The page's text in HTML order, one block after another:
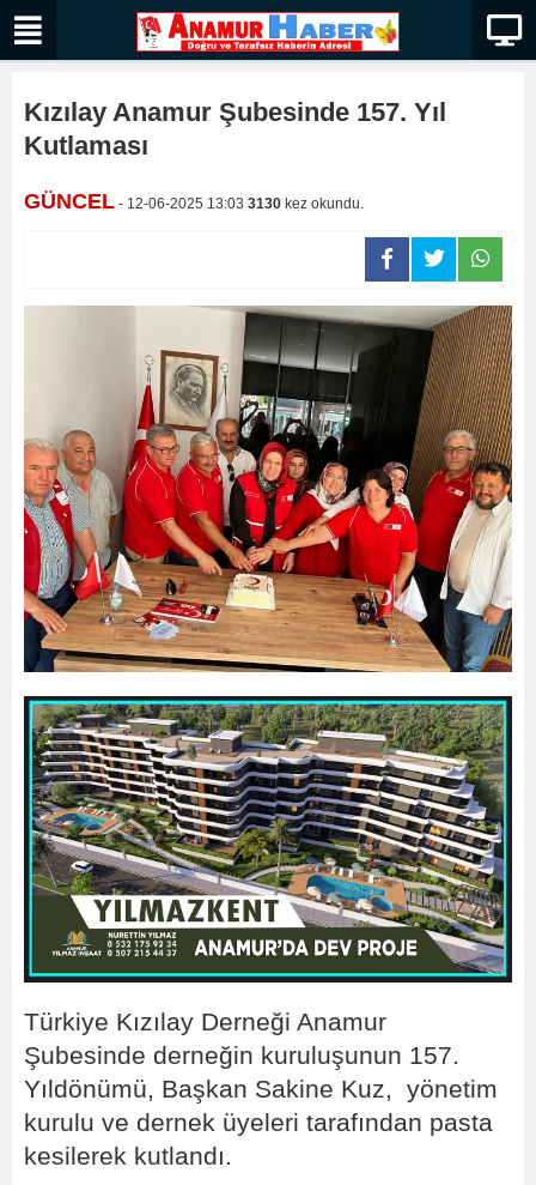
Kızılay Anamur Şubesinde 157. Yıl
Kutlaması
GÜNCEL - 12-06-2025 13:03 3130 kez okundu.
Türkiye Kızılay Derneği Anamur
Şubesinde derneğin kuruluşunun 157.
Yıldönümü, Başkan Sakine Kuz, yönetim
kurulu ve dernek üyeleri tarafından pasta
kesilerek kutlandı.